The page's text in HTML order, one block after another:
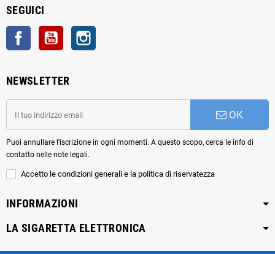
SEGUICI
Facebook YouTube
NEWSLETTER
OK
Puoi annullare l'iscrizione in ogni momenti. A questo scopo, cerca le info di
contatto nelle note legali.
Accetto le condizioni generali e la politica di riservatezza
INFORMAZIONI
LA SIGARETTA ELETTRONICA